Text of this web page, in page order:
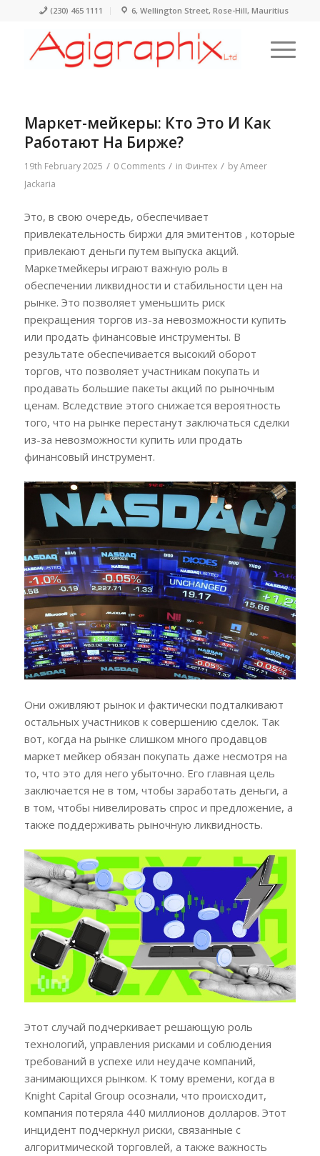
(230) 465 1111 6, Wellington Street, Rose-Hill, Mauritius
Маркет-мейкеры: Кто Это И Как
Работают На Бирже?
19th February 2025 / 0 Comments / in Финтех / byAmeer
Jackaria
Это, в свою очередь, обеспечивает
привлекательность биржи для эмитентов , которые
привлекают деньги путем выпуска акций.
Маркетмейкеры играют важную роль в
обеспечении ликвидности и стабильности цен на
рынке. Это позволяет уменьшить риск
прекращения торгов из-за невозможности купить
или продать финансовые инструменты. В
результате обеспечивается высокий оборот
торгов, что позволяет участникам покупать и
продавать большие пакеты акций по рыночным
ценам. Вследствие этого снижается вероятность
того, что на рынке перестанут заключаться сделки
из-за невозможности купить или продать
финансовый инструмент.
Они оживляют рынок и фактически подталкивают
остальных участников к совершению сделок. Так
вот, когда на рынке слишком много продавцов
маркет мейкер обязан покупать даже несмотря на
то, что это для него убыточно. Его главная цель
заключается не в том, чтобы заработать деньги, а
в том, чтобы нивелировать спрос и предложение, а
также поддерживать рыночную ликвидность.
Этот случай подчеркивает решающую роль
технологий, управления рисками и соблюдения
требований в успехе или неудаче компаний,
занимающихся рынком. К тому времени, когда в
Knight Capital Group осознали, что происходит,
компания потеряла 440 миллионов долларов. Этот
инцидент подчеркнул риски, связанные с
алгоритмической торговлей, а также важность